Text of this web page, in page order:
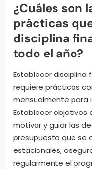
¿Cuáles son
prácticas
disciplina
todo el año?
Establecer disciplina
requiere prácticas
mensualmente para
Establecer objetivos
motivar y guiar las
presupuesto que se
estacionales,
regularmente el